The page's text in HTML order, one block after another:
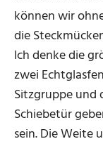
können wir
die
Ich denke die
zwei
Sitzgruppe und
Schiebetür
sein. Die Weite